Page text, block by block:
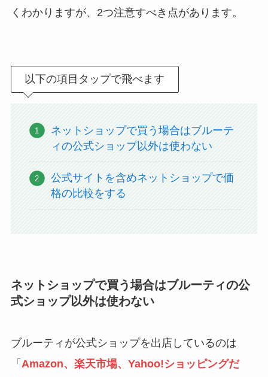
くわかりますが、2つ注意すべき点があります。
以下の項目タップで飛べます
ネットショップで買う場合はブルーテ
ィの公式ショップ以外は使わない
公式サイトを含めネットショップで価
格の比較をする
ネットショップで買う場合はブルーティの公
式ショップ以外は使わない
ブルーティが公式ショップを出店しているのは
「 Amazon、楽天市場、Yahoo!ショッピングだ